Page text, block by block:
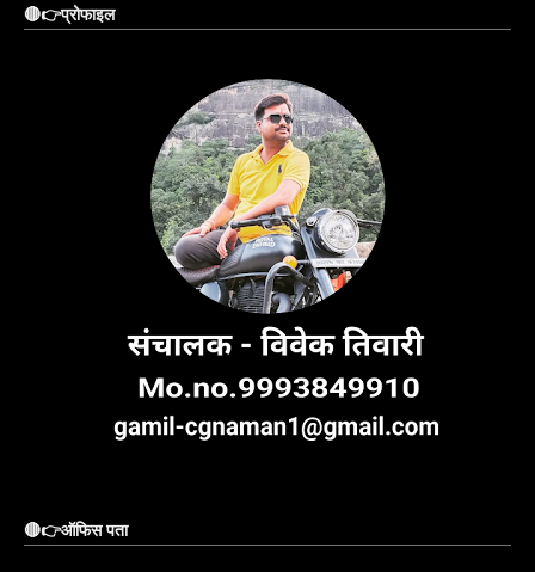
🔴👉प्रोफाइल
🔴👉ऑफिस पता